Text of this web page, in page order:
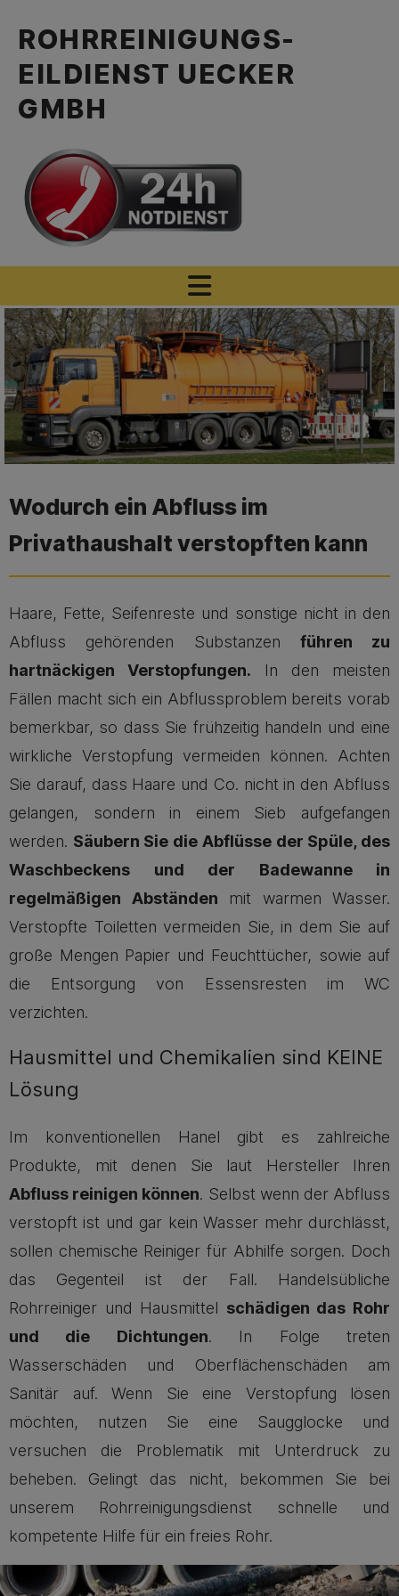
ROHRREINIGUNGS-
EILDIENST UECKER
GMBH
Wodurch ein Abfluss im
Privathaushalt verstopften kann
Haare, Fette, Seifenreste und sonstige nicht in den
Abfluss gehörenden Substanzen führen zu
hartnäckigen Verstopfungen. In den meisten
Fällen macht sich ein Abflussproblem bereits vorab
bemerkbar, so dass Sie frühzeitig handeln und eine
wirkliche Verstopfung vermeiden können. Achten
Sie darauf, dass Haare und Co. nicht in den Abfluss
gelangen, sondern in einem Sieb aufgefangen
werden. Säubern Sie die Abflüsse der Spüle, des
Waschbeckens und der Badewanne in
regelmäßigen Abständen mit warmen Wasser.
Verstopfte Toiletten vermeiden Sie, in dem Sie auf
große Mengen Papier und Feuchttücher, sowie auf
die Entsorgung von Essensresten im WC
verzichten.
Hausmittel und Chemikalien sind KEINE
Lösung
Im konventionellen Hanel gibt es zahlreiche
Produkte, mit denen Sie laut Hersteller Ihren
Abfluss reinigen können. Selbst wenn der Abfluss
verstopft ist und gar kein Wasser mehr durchlässt,
sollen chemische Reiniger für Abhilfe sorgen. Doch
das Gegenteil ist der Fall. Handelsübliche
Rohrreiniger und Hausmittel schädigen das Rohr
und die Dichtungen. In Folge treten
Wasserschäden und Oberflächenschäden am
Sanitär auf. Wenn Sie eine Verstopfung lösen
möchten, nutzen Sie eine Saugglocke und
versuchen die Problematik mit Unterdruck zu
beheben. Gelingt das nicht, bekommen Sie bei
unserem Rohrreinigungsdienst schnelle und
kompetente Hilfe für ein freies Rohr.